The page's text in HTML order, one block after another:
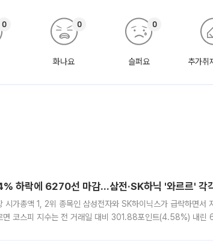
0
화나요
0
슬퍼요
0
추가취
하락에 6270선 마감…삼전·SK하닉 '와르르' 각
시가총액 1, 2위 종목인 삼성전자와 SK하이닉스가 급락하면서
면 코스피 지수는 전 거래일 대비 301.88포인트(4.58%) 내린